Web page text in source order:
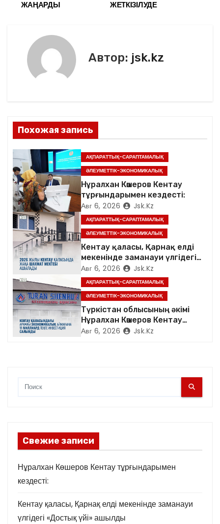
b
o
k
а
и
я
п
о
з
а
п
и
с
я
ЖЕТКІЗІЛУДЕ
ЖАҢАРДЫ
Автор: jsk.kz
Похожая запись
АҚПАРАТТЫҚ-САРАПТАМАЛЫҚ
ӘЛЕУМЕТТІК-ЭКОНОМИКАЛЫҚ
Нұралхан Көшеров Кентау
тұрғындарымен кездесті:
Авг 6, 2026 Jsk.kz
АҚПАРАТТЫҚ-САРАПТАМАЛЫҚ
ӘЛЕУМЕТТІК-ЭКОНОМИКАЛЫҚ
Кентау қаласы, Қарнақ елді
мекенінде заманауи үлгідегі
«Достық үйі» ашылды
Авг 6, 2026 Jsk.kz
АҚПАРАТТЫҚ-САРАПТАМАЛЫҚ
ӘЛЕУМЕТТІК-ЭКОНОМИКАЛЫҚ
Түркістан облысының әкімі
Нұралхан Көшеров Кентау
қаласындағы «TURAN
Авг 6, 2026 Jsk.kz
Свежие записи
Нұралхан Көшеров Кентау тұрғындарымен
кездесті:
Кентау қаласы, Қарнақ елді мекенінде заманауи
үлгідегі «Достық үйі» ашылды